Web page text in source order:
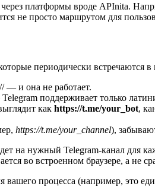
платформы вроде APInita.
не просто маршрутом для
периодически встречаются в
— и она не работает.
поддерживает только
как https://t.me/your_bot,
https://t.me/your_channel),
на нужный Telegram-канал для
во встроенном браузере, а не
процесса (например, это